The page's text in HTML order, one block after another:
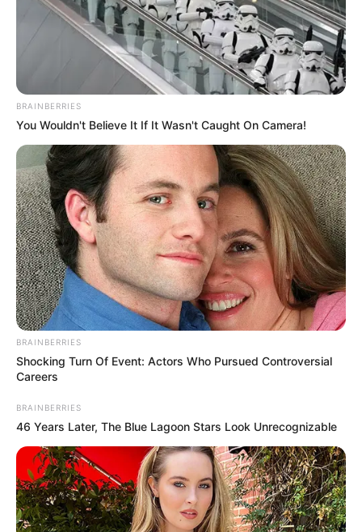
BRAINBERRIES
You Wouldn't Believe It If It Wasn't Caught On Camera!
BRAINBERRIES
Shocking Turn Of Event: Actors Who Pursued Controversial
Careers
BRAINBERRIES
46 Years Later, The Blue Lagoon Stars Look Unrecognizable